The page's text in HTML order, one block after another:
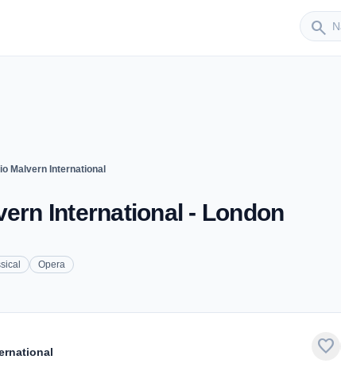
search
Sender
Malvern International
International - London
Opera
favorite